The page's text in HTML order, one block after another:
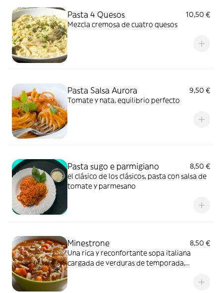
Pasta 4 Quesos
10,50 €
Mezcla cremosa de cuatro quesos
Pasta Salsa Aurora
9,50 €
Tomate y nata, equilibrio perfecto
Pasta sugo e parmigiano
8,50 €
el clásico de los clásicos, pasta con salsa de
tomate y parmesano
Minestrone
8,50 €
Una rica y reconfortante sopa italiana
cargada de verduras de temporada,
arroz. Es un plato nutritivo y lleno de sabor,